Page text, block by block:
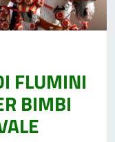
FLUMINI
BIMBI